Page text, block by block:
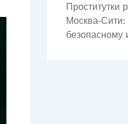
Проститутки
Москва‑Сити:
безопасному